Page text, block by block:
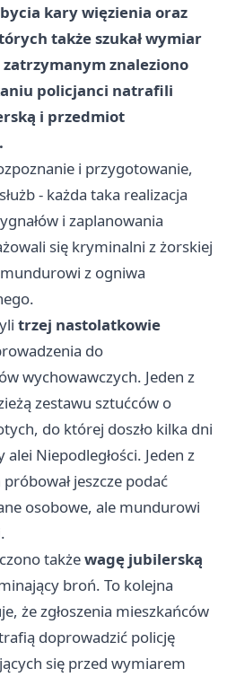
kary więzienia oraz
także szukał wymiar
znaleziono
policjanci natrafili
i przedmiot
i przygotowanie,
- każda taka realizacja
i zaplanowania
się kryminalni z żorskiej
z ogniwa
trzej nastolatkowie
do
wychowawczych. Jeden z
zestawu sztućców o
do której doszło kilka dni
Niepodległości. Jeden z
jeszcze podać
osobowe, ale mundurowi
takżewagę jubilerską
broń. To kolejna
że zgłoszenia mieszkańców
doprowadzić policję
się przed wymiarem